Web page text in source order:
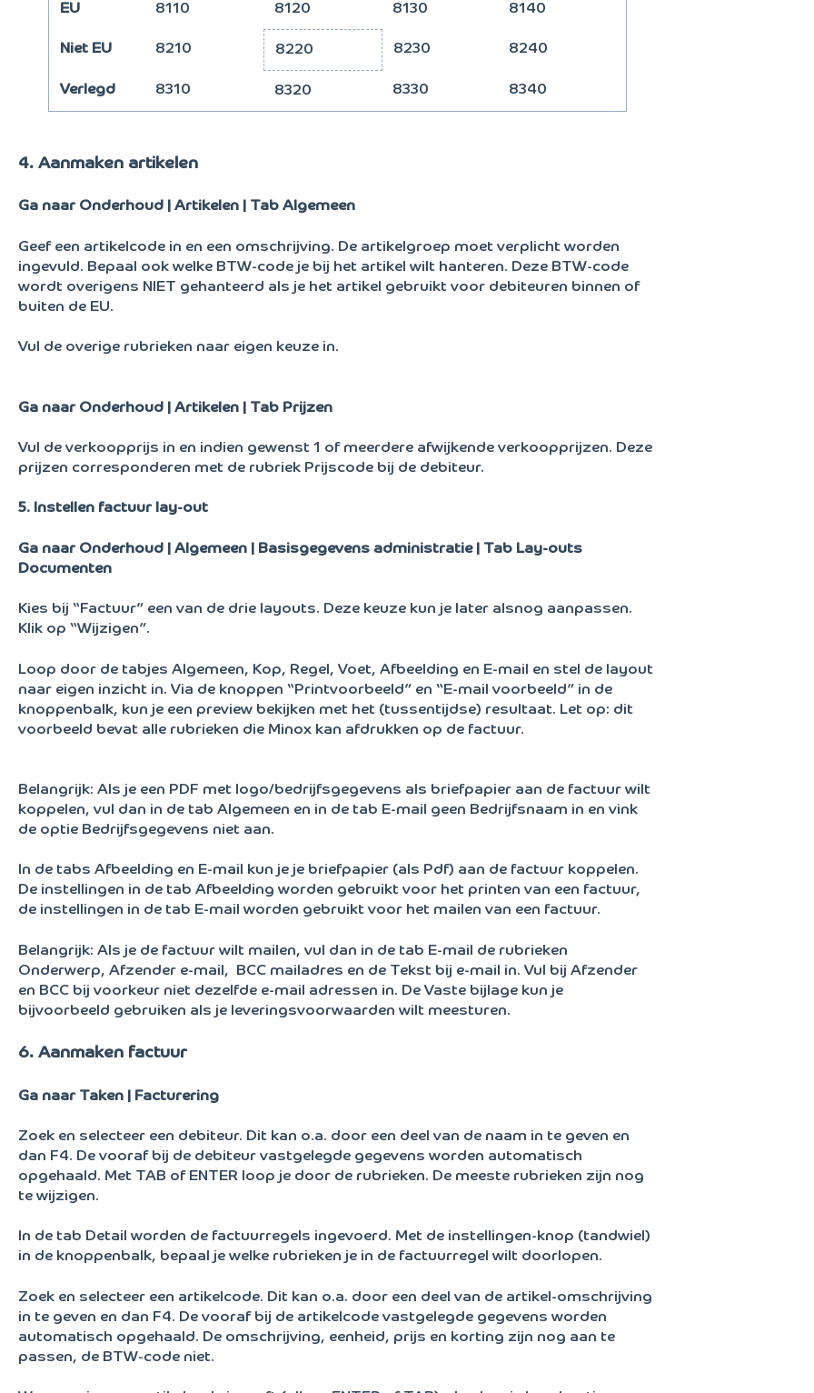
EU 8110 8120 8130 8140
Niet EU 8210 8220 8230 8240
Verlegd 8310 8320 8330 8340
4. Aanmaken artikelen
Ga naar Onderhoud | Artikelen | Tab Algemeen
Geef een artikelcode in en een omschrijving. De artikelgroep moet verplicht worden
ingevuld. Bepaal ook welke BTW-code je bij het artikel wilt hanteren. Deze BTW-code
wordt overigens NIET gehanteerd als je het artikel gebruikt voor debiteuren binnen of
buiten de EU.
Vul de overige rubrieken naar eigen keuze in.
Ga naar Onderhoud | Artikelen | Tab Prijzen
Vul de verkoopprijs in en indien gewenst 1 of meerdere afwijkende verkoopprijzen. Deze
prijzen corresponderen met de rubriek Prijscode bij de debiteur.
5. Instellen factuur lay-out
Ga naar Onderhoud | Algemeen | Basisgegevens administratie | Tab Lay-outs
Documenten
Kies bij “Factuur” een van de drie layouts. Deze keuze kun je later alsnog aanpassen.
Klik op “Wijzigen”.
Loop door de tabjes Algemeen, Kop, Regel, Voet, Afbeelding en E-mail en stel de layout
naar eigen inzicht in. Via de knoppen “Printvoorbeeld” en “E-mail voorbeeld” in de
knoppenbalk, kun je een preview bekijken met het (tussentijdse) resultaat. Let op: dit
voorbeeld bevat alle rubrieken die Minox kan afdrukken op de factuur.
Belangrijk: Als je een PDF met logo/bedrijfsgegevens als briefpapier aan de factuur wilt
koppelen, vul dan in de tab Algemeen en in de tab E-mail geen Bedrijfsnaam in en vink
de optie Bedrijfsgegevens niet aan.
In de tabs Afbeelding en E-mail kun je je briefpapier (als Pdf) aan de factuur koppelen.
De instellingen in de tab Afbeelding worden gebruikt voor het printen van een factuur,
de instellingen in de tab E-mail worden gebruikt voor het mailen van een factuur.
Belangrijk: Als je de factuur wilt mailen, vul dan in de tab E-mail de rubrieken
Onderwerp, Afzender e-mail, BCC mailadres en de Tekst bij e-mail in. Vul bij Afzender
en BCC bij voorkeur niet dezelfde e-mail adressen in. De Vaste bijlage kun je
bijvoorbeeld gebruiken als je leveringsvoorwaarden wilt meesturen.
6. Aanmaken factuur
Ga naar Taken | Facturering
Zoek en selecteer een debiteur. Dit kan o.a. door een deel van de naam in te geven en
dan F4. De vooraf bij de debiteur vastgelegde gegevens worden automatisch
opgehaald. Met TAB of ENTER loop je door de rubrieken. De meeste rubrieken zijn nog
te wijzigen.
In de tab Detail worden de factuurregels ingevoerd. Met de instellingen-knop (tandwiel)
in de knoppenbalk, bepaal je welke rubrieken je in de factuurregel wilt doorlopen.
Zoek en selecteer een artikelcode. Dit kan o.a. door een deel van de artikel-omschrijving
in te geven en dan F4. De vooraf bij de artikelcode vastgelegde gegevens worden
automatisch opgehaald. De omschrijving, eenheid, prijs en korting zijn nog aan te
passen, de BTW-code niet.